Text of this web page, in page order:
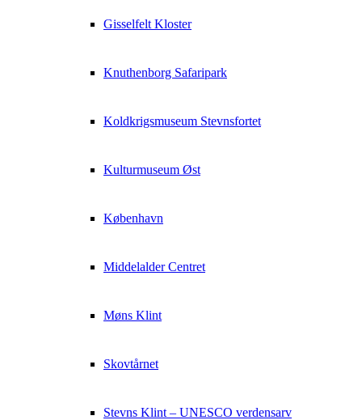
Gisselfelt Kloster
Knuthenborg Safaripark
Koldkrigsmuseum Stevnsfortet
Kulturmuseum Øst
København
Middelalder Centret
Møns Klint
Skovtårnet
Stevns Klint – UNESCO verdensarv